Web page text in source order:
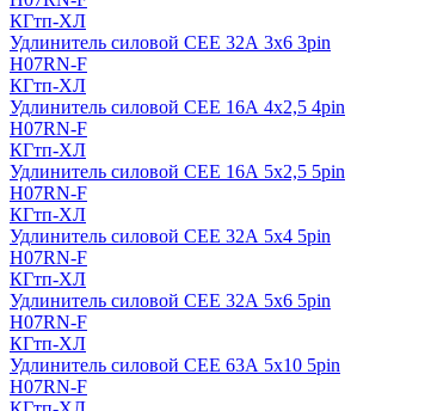
КГтп-ХЛ
Удлинитель силовой CEE 32А 3х6 3pin
H07RN-F
КГтп-ХЛ
Удлинитель силовой CEE 16А 4х2,5 4pin
H07RN-F
КГтп-ХЛ
Удлинитель силовой CEE 16А 5x2,5 5pin
H07RN-F
КГтп-ХЛ
Удлинитель силовой CEE 32А 5x4 5pin
H07RN-F
КГтп-ХЛ
Удлинитель силовой CEE 32А 5x6 5pin
H07RN-F
КГтп-ХЛ
Удлинитель силовой CEE 63А 5x10 5pin
H07RN-F